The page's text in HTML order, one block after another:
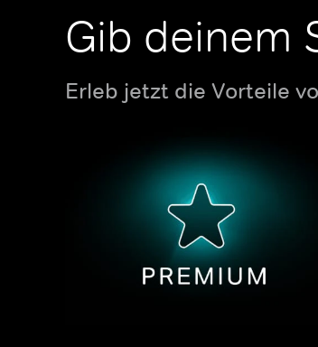
Gib deinem
Erleb jetzt die Vorteile